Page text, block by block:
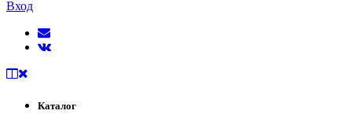
Вход
Каталог